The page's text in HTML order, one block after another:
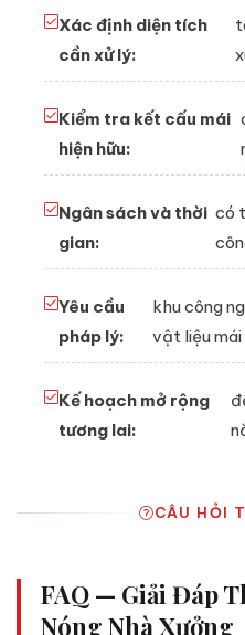
Xác định diện tích
cần xử lý:
Kiểm tra kết cấu mái
hiện hữu:
Ngân sách và thời
gian:
có
Yêu cầu
pháp lý:
khu công
vật liệu
Kế hoạch mở rộng
tương lai:
CÂU HỎI
FAQ — Giải Đáp
Nóng Nhà Xưởng